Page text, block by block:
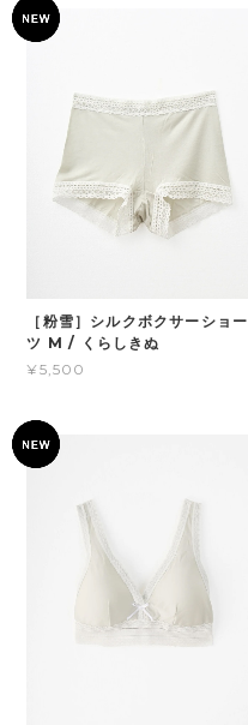
［粉雪］シルクボクサーショー
ツ M / くらしきぬ
¥5,500